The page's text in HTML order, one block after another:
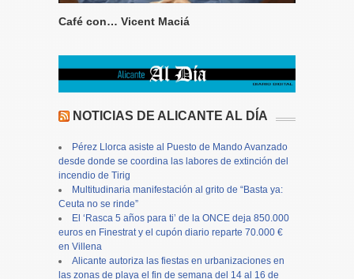
Café con… Vicent Maciá
NOTICIAS DE ALICANTE AL DÍA
Pérez Llorca asiste al Puesto de Mando Avanzado
desde donde se coordina las labores de extinción del
incendio de Tirig
Multitudinaria manifestación al grito de “Basta ya:
Ceuta no se rinde”
El ‘Rasca 5 años para ti’ de la ONCE deja 850.000
euros en Finestrat y el cupón diario reparte 70.000 €
en Villena
Alicante autoriza las fiestas en urbanizaciones en
las zonas de playa el fin de semana del 14 al 16 de